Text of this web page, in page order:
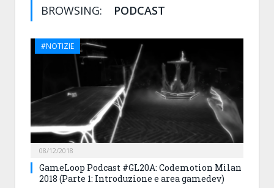
BROWSING: PODCAST
#NOTIZIE
08/12/2018
GameLoop Podcast #GL20A: Codemotion Milan
2018 (Parte 1: Introduzione e area gamedev)